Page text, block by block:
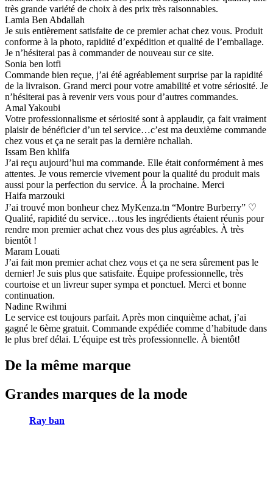
très grande variété de choix à des prix très raisonnables.
Lamia Ben Abdallah
Je suis entièrement satisfaite de ce premier achat chez vous. Produit
conforme à la photo, rapidité d’expédition et qualité de l’emballage.
Je n’hésiterai pas à commander de nouveau sur ce site.
Sonia ben lotfi
Commande bien reçue, j’ai été agréablement surprise par la rapidité
de la livraison. Grand merci pour votre amabilité et votre sériosité. Je
n’hésiterai pas à revenir vers vous pour d’autres commandes.
Amal Yakoubi
Votre professionnalisme et sériosité sont à applaudir, ça fait vraiment
plaisir de bénéficier d’un tel service…c’est ma deuxième commande
chez vous et ça ne serait pas la dernière nchallah.
Issam Ben khlifa
J’ai reçu aujourd’hui ma commande. Elle était conformément à mes
attentes. Je vous remercie vivement pour la qualité du produit mais
aussi pour la perfection du service. À la prochaine. Merci
Haifa marzouki
J’ai trouvé mon bonheur chez MyKenza.tn “Montre Burberry” ♡
Qualité, rapidité du service…tous les ingrédients étaient réunis pour
rendre mon premier achat chez vous des plus agréables. À très
bientôt !
Maram Louati
J’ai fait mon premier achat chez vous et ça ne sera sûrement pas le
dernier! Je suis plus que satisfaite. Équipe professionnelle, très
courtoise et un livreur super sympa et ponctuel. Merci et bonne
continuation.
Nadine Rwihmi
Le service est toujours parfait. Après mon cinquième achat, j’ai
gagné le 6ème gratuit. Commande expédiée comme d’habitude dans
le plus bref délai. L’équipe est très professionnelle. À bientôt!
De la même marque
Grandes marques de la mode
Ray ban